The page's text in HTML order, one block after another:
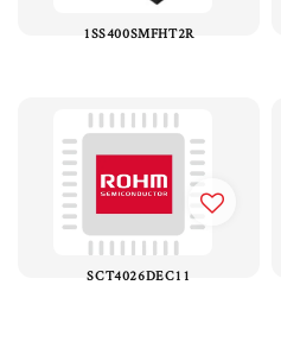
1SS400SMFHT2R
SCT4026DEC11